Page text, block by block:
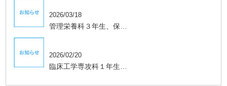
2026/03/18
管理栄養科３年生、保…
2026/02/20
臨床工学専攻科１年生…